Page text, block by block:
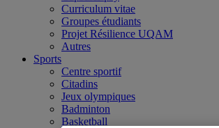
Curriculum vitae
Groupes étudiants
Projet Résilience UQAM
Autres
Sports
Centre sportif
Citadins
Jeux olympiques
Badminton
Basketball